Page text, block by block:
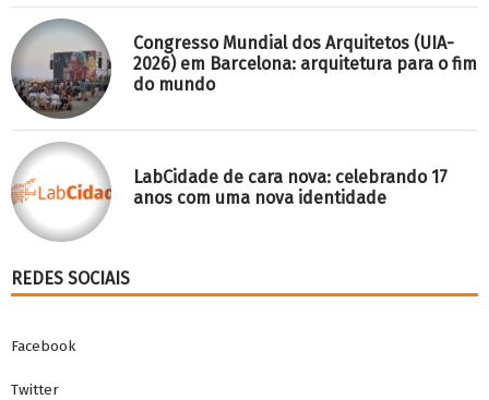
Congresso Mundial dos Arquitetos (UIA-
2026) em Barcelona: arquitetura para o fim
do mundo
LabCidade de cara nova: celebrando 17
anos com uma nova identidade
REDES SOCIAIS
Facebook
Twitter